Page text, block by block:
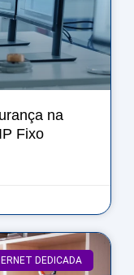
na
Fixo
DEDICADA